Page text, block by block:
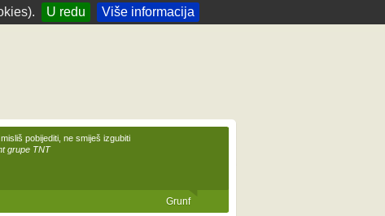
U redu Više informacija
pobijediti, ne smiješ izgubiti
grupe TNT
Grunf